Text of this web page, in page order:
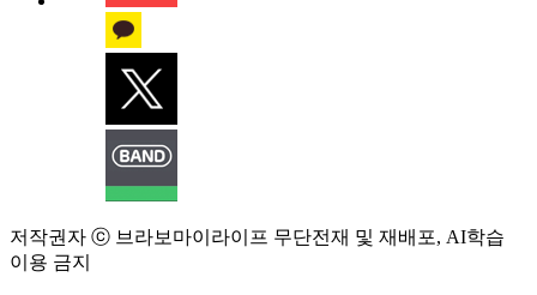
저작권자 ⓒ 브라보마이라이프 무단전재 및 재배포, AI학습
이용 금지